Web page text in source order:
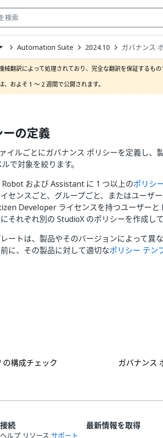
Automation Suite 2024.10 ガバナンス
械翻訳によって処理されており、完全な翻訳を保証するもの
およそ 1 ～ 2 週間で公開されます。
の定義
イルごとにガバナンス ポリシーを定義し、
で対象を絞ります。
および Assistant に 1 つ以上のポリシ
センスごと、グループごと、またはユーザ
Developer ライセンスを持つユーザーと
それぞれ別の StudioX のポリシーを作成し
ートは、製品やそのバージョンによって異
に、その製品に対して適切なポリシー テン
構成チェック
ガバナンス
接続
ヘルプ リソース サポート
最新情報を取得